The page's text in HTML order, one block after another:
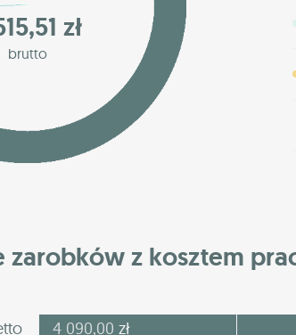
zł
brutto
zarobków z kosztem
4 090,00 zł